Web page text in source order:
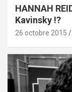
HANNAH
Kavinsky !?
26 octobre 2015